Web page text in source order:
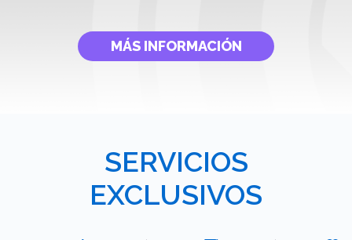
MÁS INFORMACIÓN
SERVICIOS
EXCLUSIVOS